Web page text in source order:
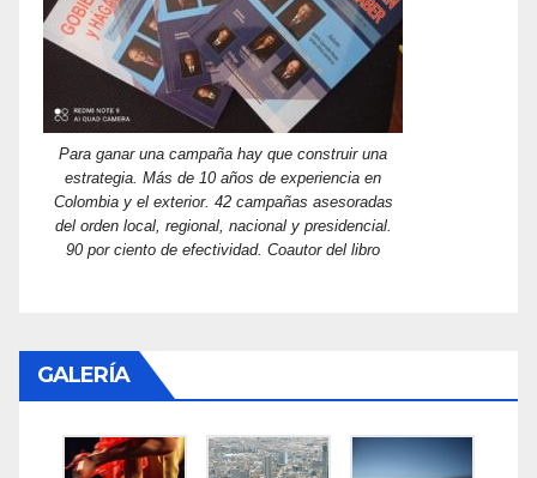
Para ganar una campaña hay que construir una
estrategia. Más de 10 años de experiencia en
Colombia y el exterior. 42 campañas asesoradas
del orden local, regional, nacional y presidencial.
90 por ciento de efectividad. Coautor del libro
GALERÍA